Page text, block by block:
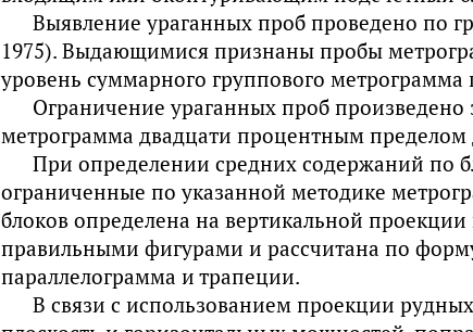
Выявление ураганных проб проведено по
1975). Выдающимися признаны пробы
уровень суммарного группового метрограмма
Ограничение ураганных проб произведено
метрограмма двадцати процентным пределом
При определении средних содержаний по
ограниченные по указанной методике
блоков определена на вертикальной
правильными фигурами и рассчитана по
параллелограмма и трапеции.
В связи с использованием проекции